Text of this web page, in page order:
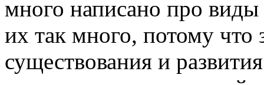
много написано про виды
их так много, потому что
существования и